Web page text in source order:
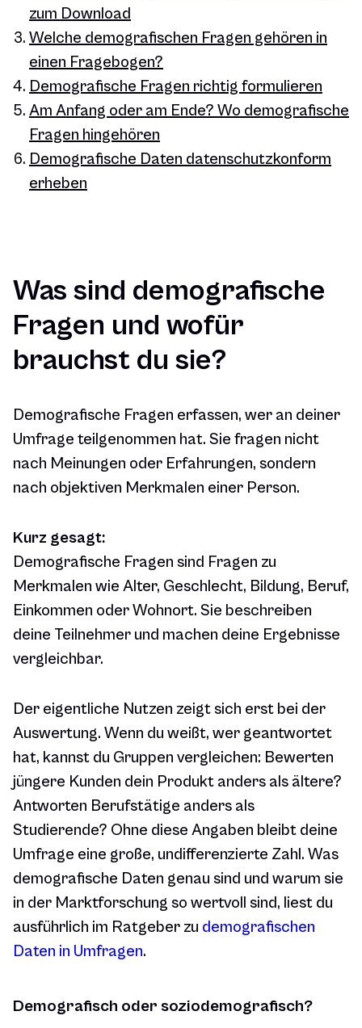
zum Download
Welche demografischen Fragen gehören in
einen Fragebogen?
Demografische Fragen richtig formulieren
Am Anfang oder am Ende? Wo demografische
Fragen hingehören
Demografische Daten datenschutzkonform
erheben
Was sind demografische
Fragen und wofür
brauchst du sie?
Demografische Fragen erfassen, wer an deiner
Umfrage teilgenommen hat. Sie fragen nicht
nach Meinungen oder Erfahrungen, sondern
nach objektiven Merkmalen einer Person.
Kurz gesagt:
Demografische Fragen sind Fragen zu
Merkmalen wie Alter, Geschlecht, Bildung, Beruf,
Einkommen oder Wohnort. Sie beschreiben
deine Teilnehmer und machen deine Ergebnisse
vergleichbar.
Der eigentliche Nutzen zeigt sich erst bei der
Auswertung. Wenn du weißt, wer geantwortet
hat, kannst du Gruppen vergleichen: Bewerten
jüngere Kunden dein Produkt anders als ältere?
Antworten Berufstätige anders als
Studierende? Ohne diese Angaben bleibt deine
Umfrage eine große, undifferenzierte Zahl. Was
demografische Daten genau sind und warum sie
in der Marktforschung so wertvoll sind, liest du
ausführlich im Ratgeber zu demografischen
Daten in Umfragen.
Demografisch oder soziodemografisch?